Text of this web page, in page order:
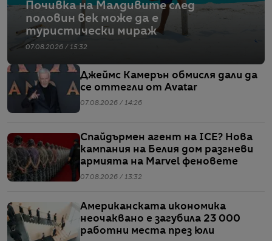
Почивка на Малдивите след
половин век може да е
туристически мираж
07.08.2026 / 15:32
Джеймс Камерън обмисля дали да
се оттегли от Avatar
07.08.2026 / 14:26
Спайдърмен агент на ICE? Нова
кампания на Белия дом разгневи
армията на Marvel феновете
07.08.2026 / 13:32
Американската икономика
неочаквано е загубила 23 000
работни места през юли